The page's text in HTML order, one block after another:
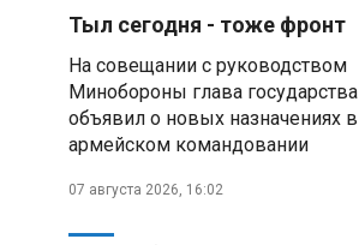
Тыл сегодня - тоже фронт
На совещании с руководством
Минобороны глава государства
объявил о новых назначениях в
армейском командовании
07 августа 2026, 16:02